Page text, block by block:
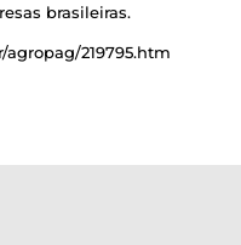
brasileiras.
219795.htm